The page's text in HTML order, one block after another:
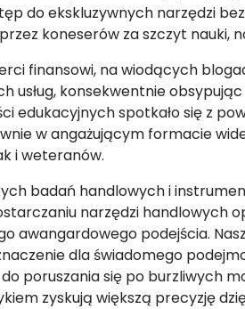
do ekskluzywnych narzędzi
koneserów za szczyt nauki,
finansowi, na wiodących
usług, konsekwentnie
edukacyjnych spotkało się z
w angażującym formacie
i weteranów.
badań handlowych i
narzędzi handlowych
awangardowego podejścia.
dla świadomego
poruszania się po burzliwych
zyskują większą precyzję